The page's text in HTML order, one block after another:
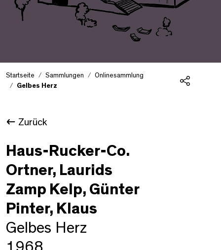
Startseite Sammlungen
Onlinesammlung
Gelbes Herz
Zurück
Haus-Rucker-Co.
Ortner, Laurids
Zamp Kelp, Günter
Pinter, Klaus
Gelbes Herz